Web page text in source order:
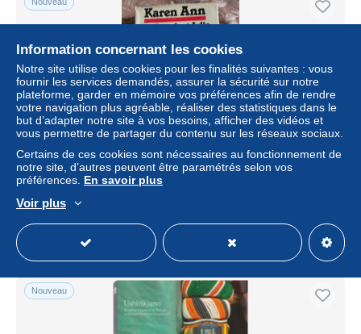
Karen Ann: Biography of Karen Ann Quinlan
Professionnel
Nouveau
Information concernant les cookies
Notre site utilise des cookies pour les finalités suivantes : vous
fournir les services demandés, assurer la sécurité sur notre
plateforme, garder en mémoire vos préférences afin de rendre
votre navigation plus agréable, réaliser des statistiques dans le
but d’adapter notre site à vos besoins, afficher des vidéos et
vous permettre de partager du contenu sur les réseaux sociaux.
Certains de ces cookies sont nécessaires au fonctionnement de
notre site, d’autres peuvent être paramétrés selon vos
préférences. En savoir plus
Voir plus